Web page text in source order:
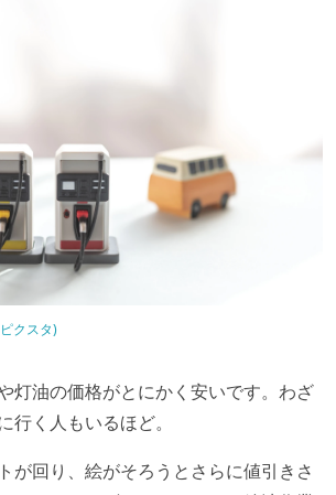
クスタ)
灯油の価格がとにかく安いです。わざ
行く人もいるほど。
が回り、絵がそろうとさらに値引きさ